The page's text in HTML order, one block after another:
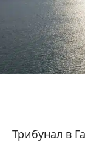
Трибунал в